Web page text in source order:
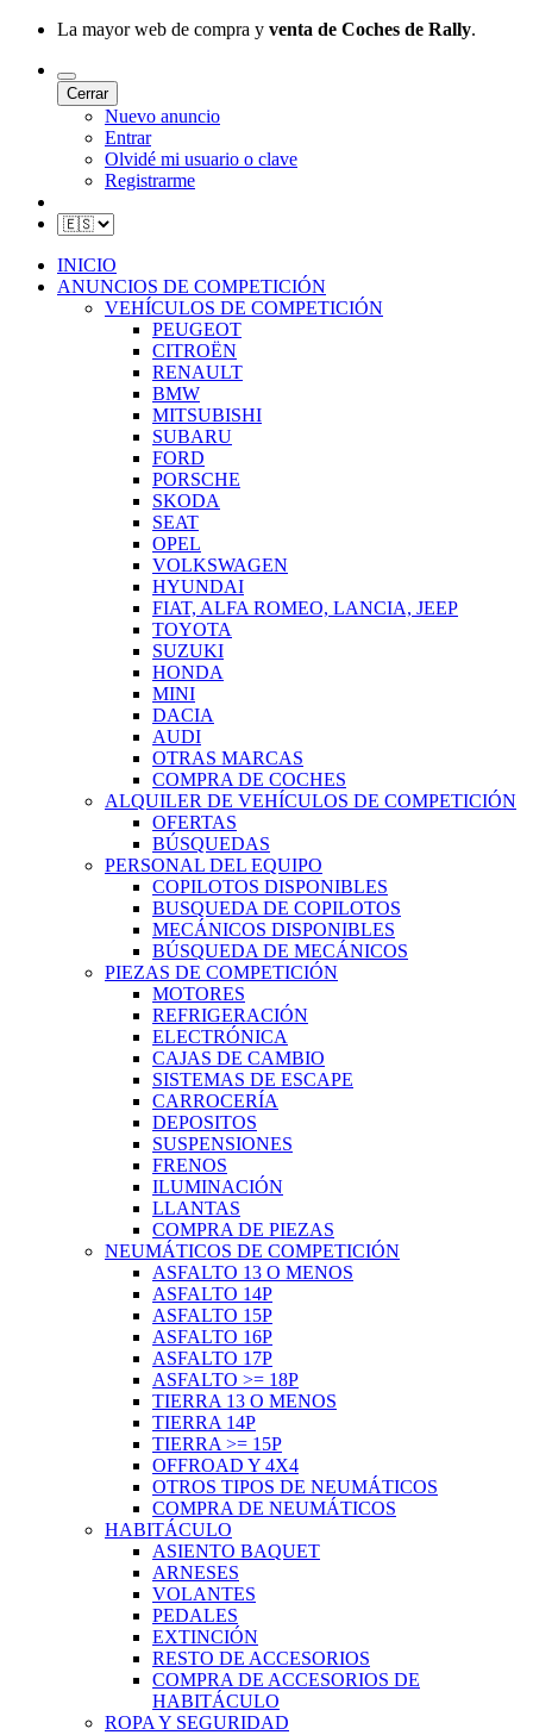
La mayor web de compra y venta de Coches de Rally.
Cerrar
Nuevo anuncio
Entrar
Olvidé mi usuario o clave
Registrarme
INICIO
ANUNCIOS DE COMPETICIÓN
VEHÍCULOS DE COMPETICIÓN
PEUGEOT
CITROËN
RENAULT
BMW
MITSUBISHI
SUBARU
FORD
PORSCHE
SKODA
SEAT
OPEL
VOLKSWAGEN
HYUNDAI
FIAT, ALFA ROMEO, LANCIA, JEEP
TOYOTA
SUZUKI
HONDA
MINI
DACIA
AUDI
OTRAS MARCAS
COMPRA DE COCHES
ALQUILER DE VEHÍCULOS DE COMPETICIÓN
OFERTAS
BÚSQUEDAS
PERSONAL DEL EQUIPO
COPILOTOS DISPONIBLES
BUSQUEDA DE COPILOTOS
MECÁNICOS DISPONIBLES
BÚSQUEDA DE MECÁNICOS
PIEZAS DE COMPETICIÓN
MOTORES
REFRIGERACIÓN
ELECTRÓNICA
CAJAS DE CAMBIO
SISTEMAS DE ESCAPE
CARROCERÍA
DEPOSITOS
SUSPENSIONES
FRENOS
ILUMINACIÓN
LLANTAS
COMPRA DE PIEZAS
NEUMÁTICOS DE COMPETICIÓN
ASFALTO 13 O MENOS
ASFALTO 14P
ASFALTO 15P
ASFALTO 16P
ASFALTO 17P
ASFALTO >= 18P
TIERRA 13 O MENOS
TIERRA 14P
TIERRA >= 15P
OFFROAD Y 4X4
OTROS TIPOS DE NEUMÁTICOS
COMPRA DE NEUMÁTICOS
HABITÁCULO
ASIENTO BAQUET
ARNESES
VOLANTES
PEDALES
EXTINCIÓN
RESTO DE ACCESORIOS
COMPRA DE ACCESORIOS DE
HABITÁCULO
ROPA Y SEGURIDAD